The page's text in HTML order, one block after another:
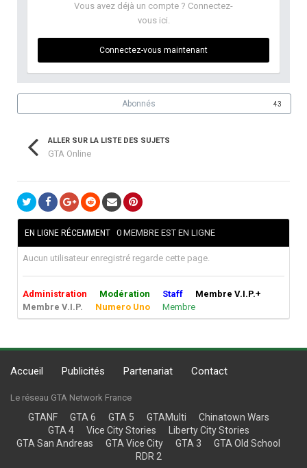
Vous avez déjà un compte ? Connectez-
vous ici.
Connectez-vous maintenant
Abonnés 43
ALLER SUR LA LISTE DES SUJETS
GTA Online
EN LIGNE RÉCEMMENT 0 MEMBRE EST EN LIGNE
Aucun utilisateur enregistré regarde cette page.
Administration Modération Staff
Membre V.I.P.+
Membre V.I.P.
Numero Uno Membre
Accueil Publicités Partenariat Contact
Le réseau GTA Network France
GTANF GTA 6 GTA 5 GTAMulti
Chinatown Wars
GTA 4
Vice City Stories
Liberty City Stories
GTA San Andreas
GTA Vice City GTA 3
GTA Old School
RDR 2